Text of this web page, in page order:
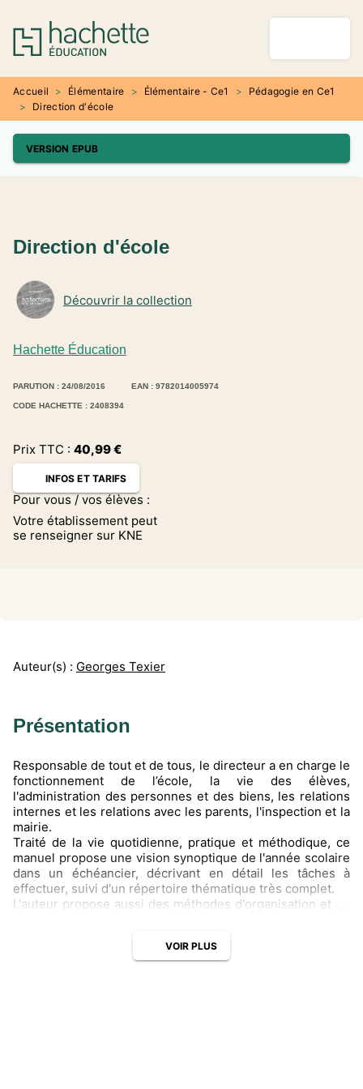
MENU RECHERCHE
PIED DE PAGE
Accueil > Élémentaire > Élémentaire - Ce1 >
Pédagogie en Ce1
>
Direction d'école
VERSION EPUB
Hachette Éducation
Découvrir la collection
Direction d'école
PARUTION : 24/08/2016 EAN : 9782014005974
CODE HACHETTE : 2408394
Prix TTC : 40,99€
INFOS ET TARIFS
Pour vous / vos élèves :
Votre établissement peut
se renseigner sur KNE
Auteur(s) : Georges Texier
Présentation
Responsable de tout et de tous, le directeur a en charge le
fonctionnement de l’école, la vie des élèves,
l'administration des personnes et des biens, les relations
internes et les relations avec les parents, l'inspection et la
mairie.
Traité de la vie quotidienne, pratique et méthodique, ce
manuel propose une vision synoptique de l'année scolaire
dans un échéancier, décrivant en détail les tâches à
effectuer, suivi d'un répertoire thématique très complet.
L'auteur propose aussi des méthodes d'organisation et de
Un outil de référence, entièrement revu et mis à jour, pour
VOIR PLUS